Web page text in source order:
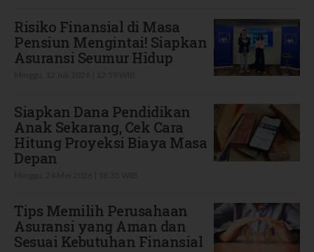
Risiko Finansial di Masa
Pensiun Mengintai! Siapkan
Asuransi Seumur Hidup
Siapkan Dana Pendidikan
Anak Sekarang, Cek Cara
Hitung Proyeksi Biaya Masa
Depan
Tips Memilih Perusahaan
Asuransi yang Aman dan
Sesuai Kebutuhan Finansial